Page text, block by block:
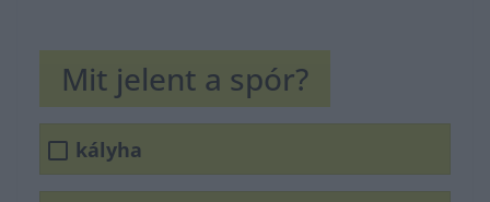
Mit jelent a spór?
kályha